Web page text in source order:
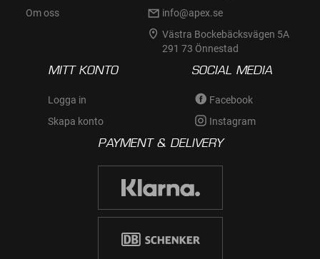
Om oss
info@apex.se
Västra Bockebäcksvägen 5A
291 73 Önnestad
MITT KONTO
Logga in
Skapa konto
SOCIAL MEDIA
Facebook
Instagram
PAYMENT & DELIVERY